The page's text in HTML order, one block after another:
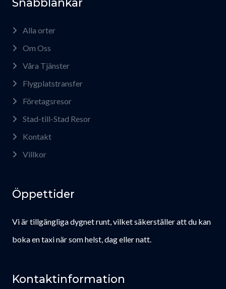
Alla orter
Om Oss
Våra Tjänster
Flygplatstransfer
Företagsresor
Stad-till-Stad Resor
Kontakt
Villkor
Öppettider
Vi är tillgängliga dygnet runt, vilket säkerställer att du kan
boka en taxi när som helst, dag eller natt.
Kontaktinformation